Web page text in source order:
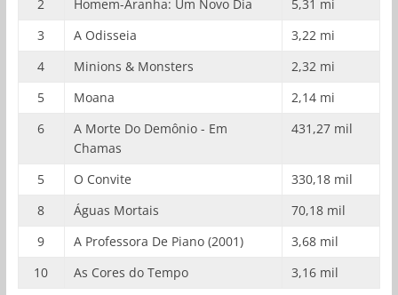
2
Homem-Aranha: Um Novo Dia
5,31 mi
3
A Odisseia
3,22 mi
4
Minions & Monsters
2,32 mi
5
Moana
2,14 mi
6
A Morte Do Demônio - Em
Chamas
431,27 mil
5 O Convite
330,18 mil
8
Águas Mortais
70,18 mil
9
A Professora De Piano (2001)
3,68 mil
10
As Cores do Tempo 3,16 mil